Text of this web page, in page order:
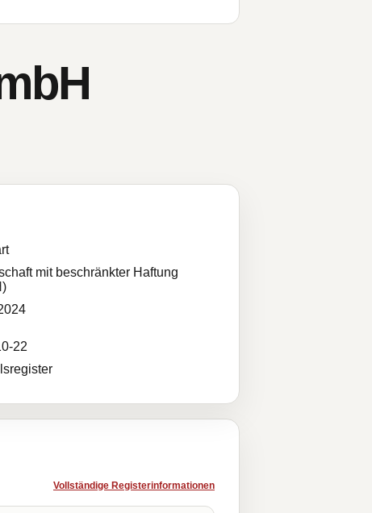
mit beschränkter Haftung
22
Vollständige Registerinformationen